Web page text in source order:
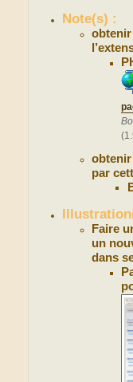
Note(s) :
obtenir
par
Faire
un
dans